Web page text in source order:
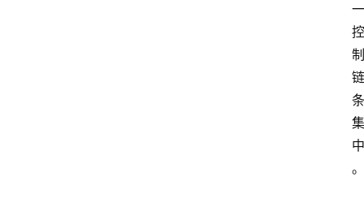
一
控
制
链
条
集
中
。